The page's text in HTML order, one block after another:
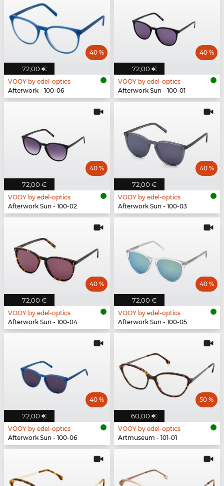
72,00 €
40 %
VOOY by edel-optics
Afterwork - 100-06
72,00 €
40 %
VOOY by edel-optics
Afterwork Sun - 100-01
72,00 €
40 %
VOOY by edel-optics
Afterwork Sun - 100-02
72,00 €
40 %
VOOY by edel-optics
Afterwork Sun - 100-03
72,00 €
40 %
VOOY by edel-optics
Afterwork Sun - 100-04
72,00 €
40 %
VOOY by edel-optics
Afterwork Sun - 100-05
72,00 €
40 %
VOOY by edel-optics
Afterwork Sun - 100-06
60,00 €
50 %
VOOY by edel-optics
Artmuseum - 101-01